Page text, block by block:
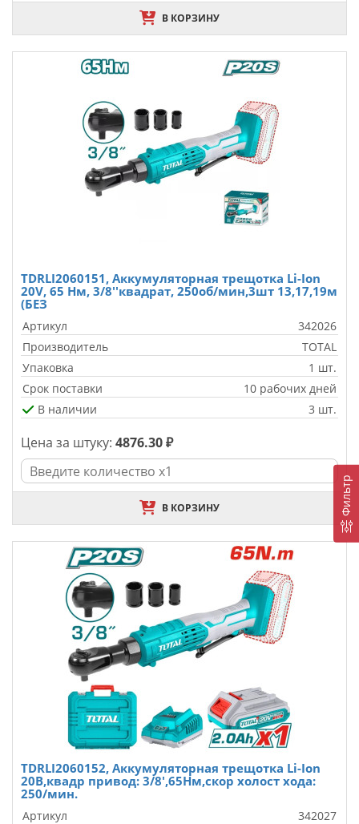
Фильтр
В КОРЗИНУ
TDRLI2060151, Аккумуляторная трещотка Li-Ion
20V, 65 Нм, 3/8''квадрат, 250об/мин,3шт 13,17,19м
(БЕЗ
Артикул
342026
Производитель
TOTAL
Упаковка
1 шт.
Срок поставки
10 рабочих дней
В наличии
3 шт.
Цена за штуку: 4876.30 ₽
В КОРЗИНУ
TDRLI2060152, Аккумуляторная трещотка Li-Ion
20В,квадр привод: 3/8',65Нм,скор холост хода:
250/мин.
Артикул
342027